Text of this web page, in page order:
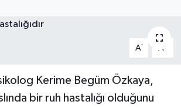
A- A
Kerime Begüm Özkaya,
bir ruh hastalığı olduğunu